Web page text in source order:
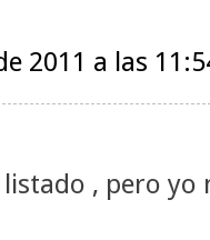
2011 a las
listado , pero yo